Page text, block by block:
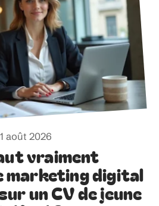
1 août 2026
vraiment
marketing digital
un CV de jeune